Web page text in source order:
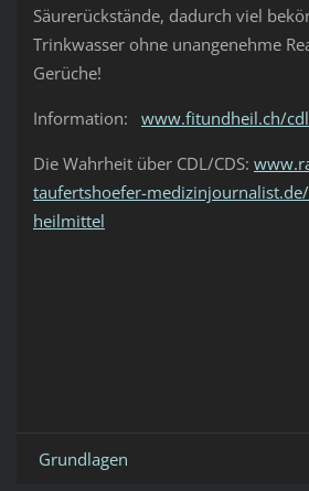
Säurerückstände, dadurch viel
Trinkwasser ohne unangenehme
Gerüche!
Information: www.fitundheil.ch/
Die Wahrheit über CDL/CDS:
taufertshoefer-
heilmittel
Grundlagen